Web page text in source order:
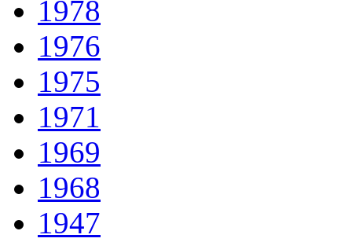
1978
1976
1975
1971
1969
1968
1947